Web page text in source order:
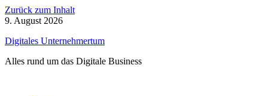
Zurück zum Inhalt
9. August 2026
Digitales Unternehmertum
Alles rund um das Digitale Business